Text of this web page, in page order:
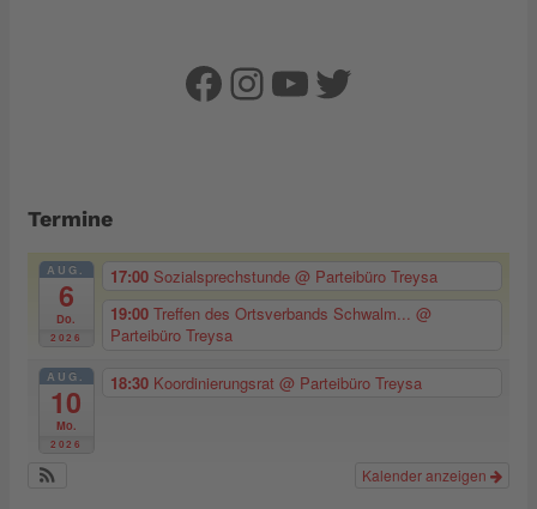
Facebook
Instagram
YouTube
Twitter
Termine
AUG.
6
Do.
2026
17:00 Sozialsprechstunde @ Parteibüro Treysa
19:00 Treffen des Ortsverbands Schwalm... @
Parteibüro Treysa
AUG.
10
Mo.
2026
18:30 Koordinierungsrat @ Parteibüro Treysa
Kalender anzeigen